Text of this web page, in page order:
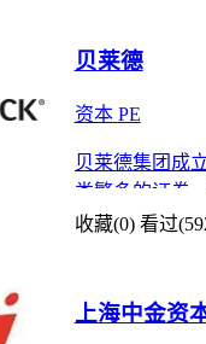
贝莱德
资本 PE
贝莱德集团成
类繁多的证券
收藏(0) 看过
上海中金资